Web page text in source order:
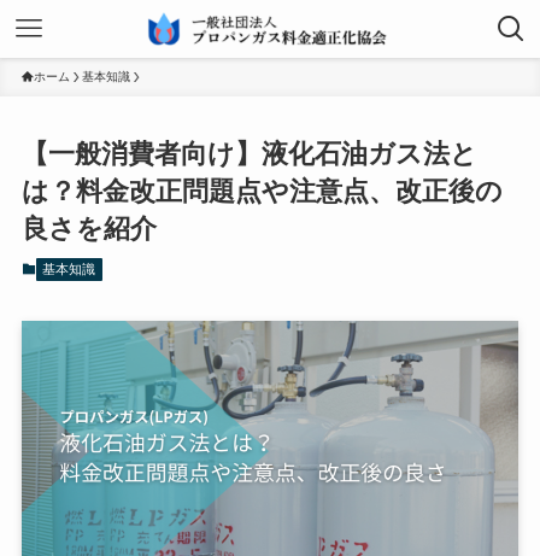
ホーム 基本知識
【一般消費者向け】液化石油ガス法と
は？料金改正問題点や注意点、改正後の
良さを紹介
基本知識